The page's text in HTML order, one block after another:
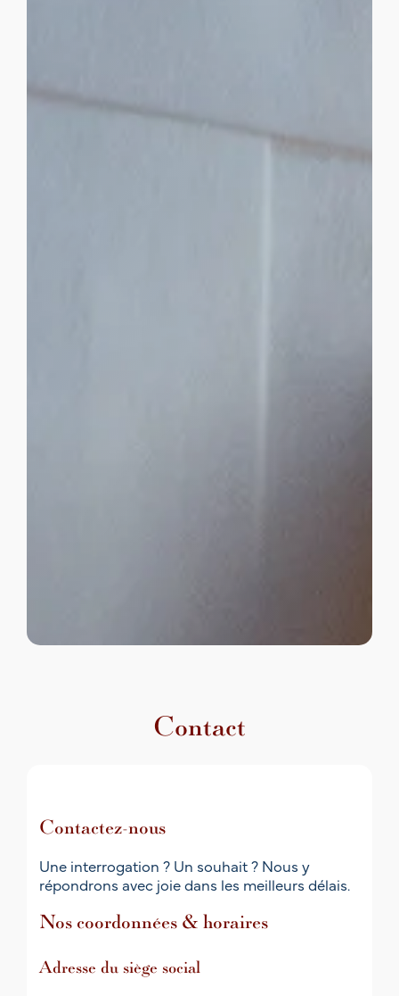
Contact
Contactez-nous
Une interrogation ? Un souhait ? Nous y
répondrons avec joie dans les meilleurs délais.
Nos coordonnées & horaires
Adresse du siège social